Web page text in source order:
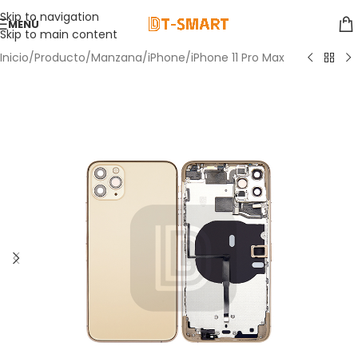
Skip to navigation
Skip to main content
MENÚ
Inicio/Producto/Manzana/iPhone/iPhone 11 Pro Max